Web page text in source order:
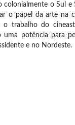
colonialmente o Sul
o papel da arte na
o trabalho do
uma potência para
e no Nordeste.